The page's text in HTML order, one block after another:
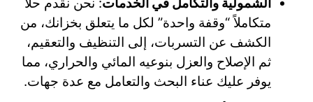
متكاملاً “وقفة واحدة” لكل ما يتعلق بخزانك، من
الكشف عن التسربات، إلى التنظيف والتعقيم،
ثم الإصلاح والعزل بنوعيه المائي والحراري، مما
يوفر عليك عناء البحث والتعامل مع عدة جهات.